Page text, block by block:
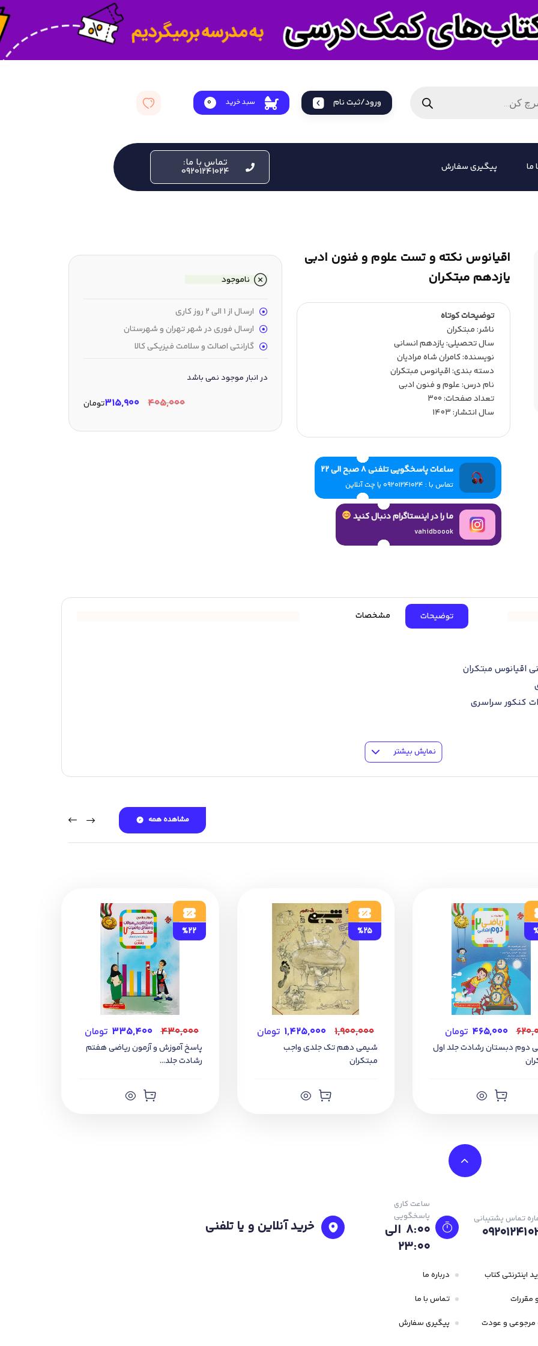
ورود/ثبت نام سبد خرید 0
ما پیگیری سفارش تماس با ما:
09201241024
اقیانوس نکته و تست علوم و فنون ادبی
یازدهم مبتکران
توضیحات کوتاه
ناشر:‌ مبتکران
سال تحصیلی:‌ یازدهم انسانی
نویسنده:‌ کامران شاه مرادیان
دسته بندی: اقیانوس مبتکران
نام درس: علوم و فنون ادبی
تعداد صفحات:‌ 300
سال انتشار:‌ 1403
ساعات پاسخگویی تلفنی 8 صبح الی 22
تماس با : 09201241024 یا چت آنلاین
ما را در اینستاگرام دنبال کنید
vahidboook
ناموجود
ارسال از 1 الی 2 روز کاری
ارسال فوری در شهر تهران و شهرستان
گارانتی اصالت و سلامت فیزیکی کالا
در انبار موجود نمی باشد
۴۰۵,۰۰۰ ۳۱۵,۹۰۰تومان
توضیحات مشخصات
اقیانوس مبتکران
نمایش بیشتر
مشاهده همه
۴۶۵,۰۰۰ تومان
دوم دبستان رشادت جلد اول
%25
۱,۹۰۰,۰۰۰ ۱,۴۲۵,۰۰۰ تومان
شیمی دهم تک جلدی واجب
مبتکران
%22
۴۳۰,۰۰۰ ۳۳۵,۴۰۰ تومان
پاسخ آموزش و آزمون ریاضی هفتم
رشادت جلد...
تماس پشتیبانی
ساعت کاری
پاسخگویی
8:00 الی
23:۰۰
خرید آنلاین و یا تلفنی
اینترنتی کتاب
مقررات
و عودت
درباره ما
تماس با ما
پیگیری سفارش